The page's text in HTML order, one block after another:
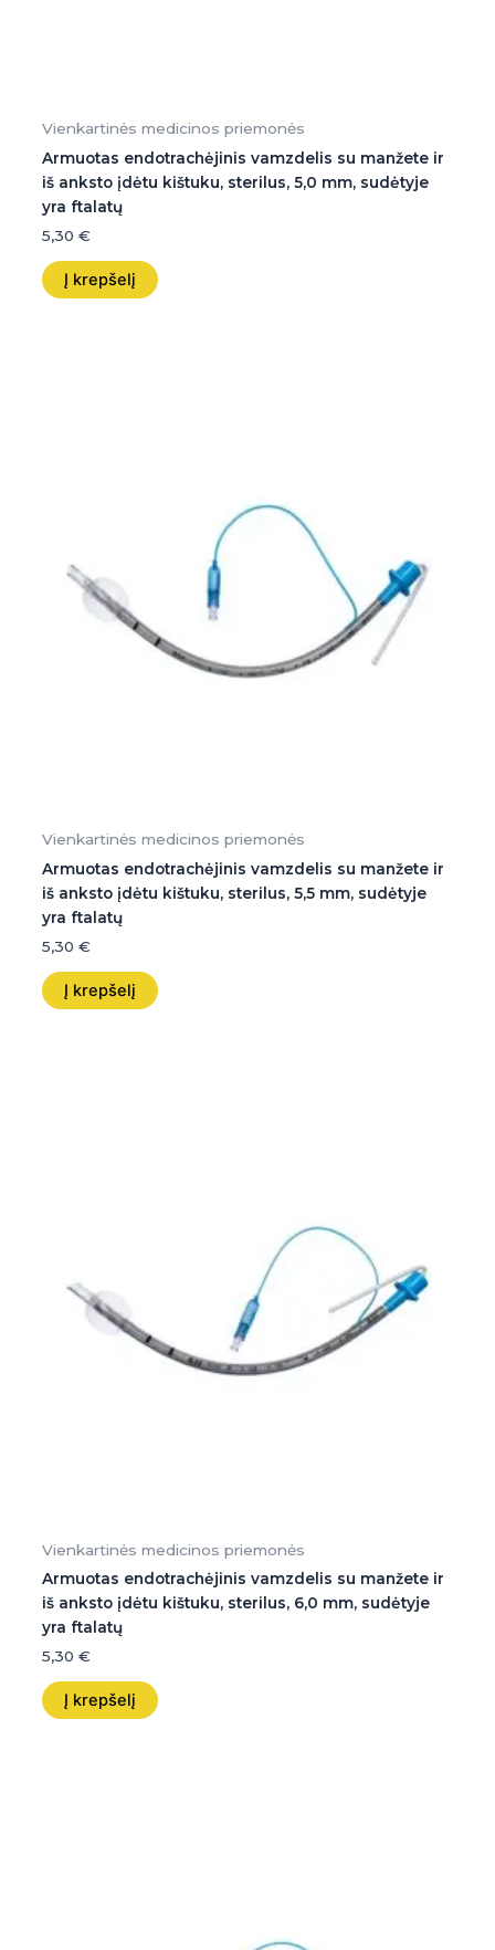
Vienkartinės medicinos priemonės
Armuotas endotrachėjinis vamzdelis su manžete ir
iš anksto įdėtu kištuku, sterilus, 5,0 mm, sudėtyje
yra ftalatų
5,30 €
Į krepšelį
Vienkartinės medicinos priemonės
Armuotas endotrachėjinis vamzdelis su manžete ir
iš anksto įdėtu kištuku, sterilus, 5,5 mm, sudėtyje
yra ftalatų
5,30 €
Į krepšelį
Vienkartinės medicinos priemonės
Armuotas endotrachėjinis vamzdelis su manžete ir
iš anksto įdėtu kištuku, sterilus, 6,0 mm, sudėtyje
yra ftalatų
5,30 €
Į krepšelį